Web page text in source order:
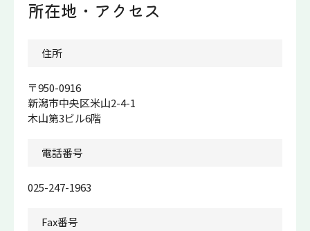
所在地・アクセス
住所
〒950-0916
新潟市中央区米山2-4-1
木山第3ビル6階
電話番号
025-247-1963
Fax番号